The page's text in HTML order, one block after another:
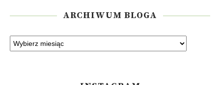
ARCHIWUM BLOGA